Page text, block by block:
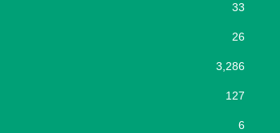
33
26
3,286
127
6